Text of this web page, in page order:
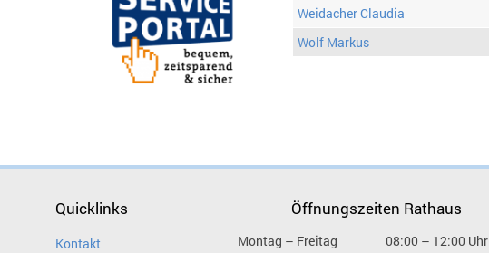
Weidacher Claudia
Wolf Markus
Quicklinks
Kontakt
Öffnungszeiten Rathaus
Montag – Freitag
08:00 – 12:00 Uhr